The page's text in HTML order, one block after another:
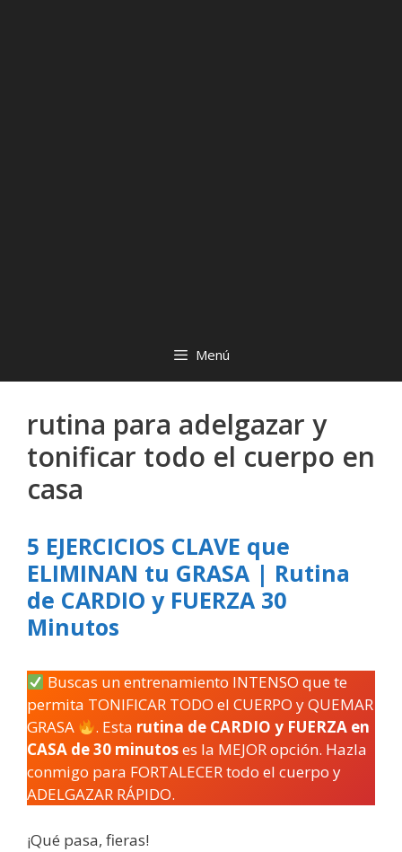
Menú
rutina para adelgazar y
tonificar todo el cuerpo en
casa
5 EJERCICIOS CLAVE que
ELIMINAN tu GRASA | Rutina
de CARDIO y FUERZA 30
Minutos
Buscas un entrenamiento INTENSO que te
permita TONIFICAR TODO el CUERPO y QUEMAR
GRASA
. Esta rutina de CARDIO y FUERZA en
CASA de 30 minutoses la MEJOR opción. Hazla
conmigo para FORTALECER todo el cuerpo y
ADELGAZAR RÁPIDO.
¡Qué pasa, fieras!